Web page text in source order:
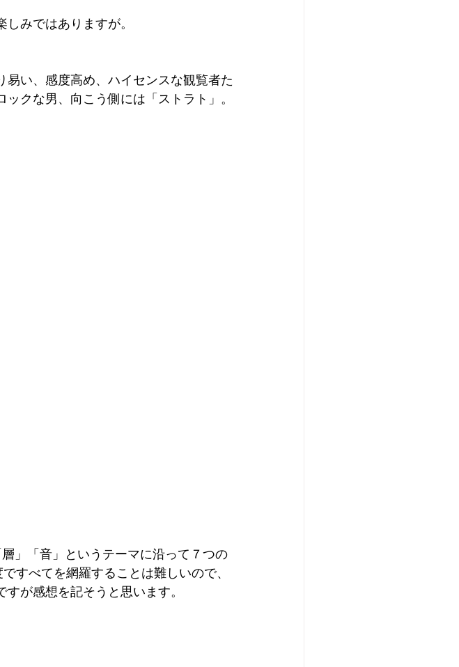
みではありますが。
い、感度高め、ハイセンスな観覧者た
クな男、向こう側には「ストラト」。
」「音」というテーマに沿って７つの
すべてを網羅することは難しいので、
が感想を記そうと思います。